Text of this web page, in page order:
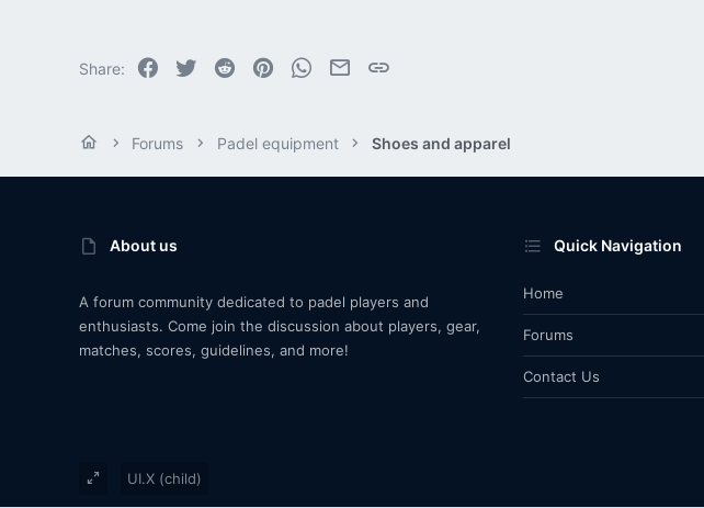
Share: Facebook
Twitter Reddit PinterestWhatsApp
EmailLink
Forums Padel equipment Shoes and apparel
About us
A forum community dedicated to padel players and
enthusiasts. Come join the discussion about players, gear,
matches, scores, guidelines, and more!
Quick Navigation
Home
Forums
Contact Us
UI.X (child)